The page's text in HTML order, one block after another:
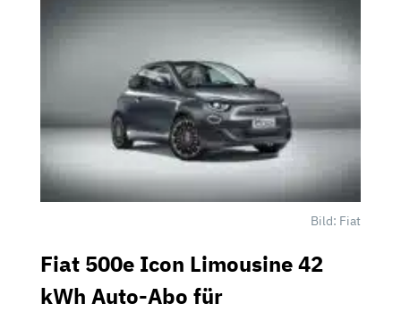
Bild: Fiat
Fiat 500e Icon Limousine 42
kWh Auto-Abo für